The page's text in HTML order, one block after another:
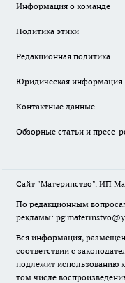
Информация о команде
Политика этики
Редакционная политика
Юридическая информация
Контактные данные
Обзорные статьи и пресс-
Сайт "Материнство". ИП
По редакционным
рекламы:
Вся информация,
соответствии с
подлежит использованию
том числе